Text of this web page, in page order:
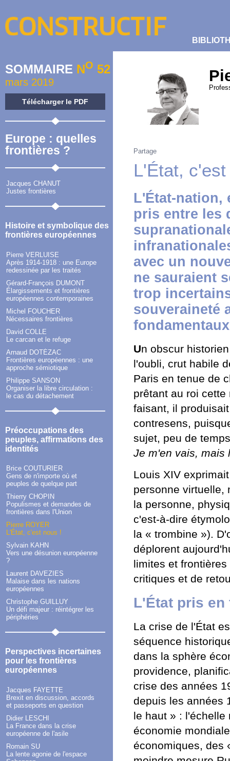
SOMMAIRE NO 52
mars 2019
Télécharger le PDF
Europe : quelles
frontières ?
Jacques CHANUT
Justes frontières
Histoire et symbolique des
frontières européennes
Pierre VERLUISE
Après 1914-1918 : une Europe
redessinée par les traités
Gérard-François DUMONT
Élargissements et frontières
européennes contemporaines
Michel FOUCHER
Nécessaires frontières
David COLLE
Le carcan et le refuge
Arnaud DOTÉZAC
Frontières européennes : une
approche sémiotique
Philippe SANSON
Organiser la libre circulation :
le cas du détachement
Préoccupations des
peuples, affirmations des
identités
Brice COUTURIER
Gens de n'importe où et
peuples de quelque part
Thierry CHOPIN
Populismes et demandes de
frontières dans l'Union
Pierre ROYER
L'État, c'est nous !
Sylvain KAHN
Vers une désunion européenne
?
Laurent DAVEZIES
Malaise dans les nations
européennes
Christophe GUILLUY
Un défi majeur : réintégrer les
périphéries
Perspectives incertaines
pour les frontières
européennes
Jacques FAYETTE
Brexit en discussion, accords
et passeports en question
Didier LESCHI
La France dans la crise
européenne de l'asile
Romain SU
La lente agonie de l'espace
Partage
L'État,
L'État-nation,
pris entre les
avec un
ne sauraient
trop
souveraineté
Un obscur
l'oubli, crut habile
Paris en tenue de
prêtant au roi
faisant, il
contresens,
sujet, peu de
Je m'en vais, mais
Louis XIV
personne virtuelle,
la personne,
c'est-à-dire
la « trombine »).
déplorent
limites et
critiques et de
L'État pris en
La crise de l'État
séquence
dans la sphère
providence,
crise des années
depuis les années
le haut » :
économie
économiques, des